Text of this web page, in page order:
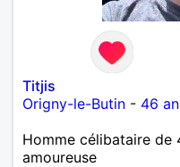
Titjis
Origny-le-Butin - 46
Homme célibataire de
amoureuse